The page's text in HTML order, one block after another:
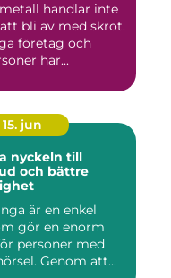
handlar inte
bli av med skrot.
företag och
har...
15. jun
och bättre
är en enkel
gör en enorm
personer med
Genom att...